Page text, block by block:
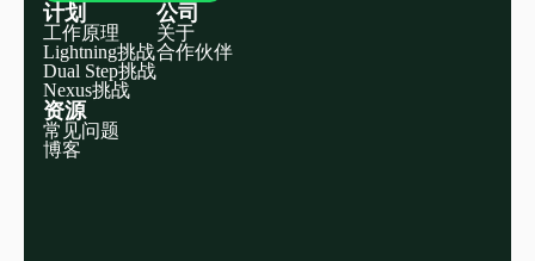
计划
工作原理
Lightning挑战
Dual Step挑战
Nexus挑战
公司
关于
合作伙伴
资源
常见问题
博客